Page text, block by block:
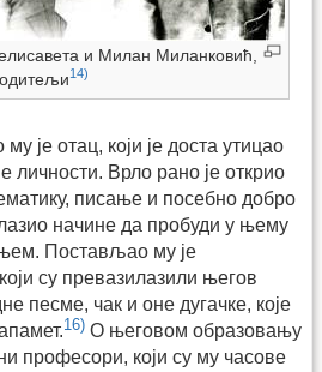
и Милан Миланковић,
14)
је отац, који је доста утицао
Врло рано је открио
писање и посебно добро
начине да пробуди у њему
Постављао му је
су превазилазили његов
песме, чак и оне дугачке, које
16) О његовом образовању
професори, који су му часове